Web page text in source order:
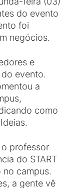
do evento
foi
negócios.
e
evento.
a
como
professor
do START
campus.
a gente vê